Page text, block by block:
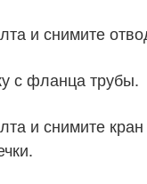
и снимите
с фланца трубы.
и снимите